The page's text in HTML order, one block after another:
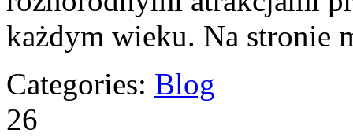
każdym wieku. Na stronie
Categories: Blog
26